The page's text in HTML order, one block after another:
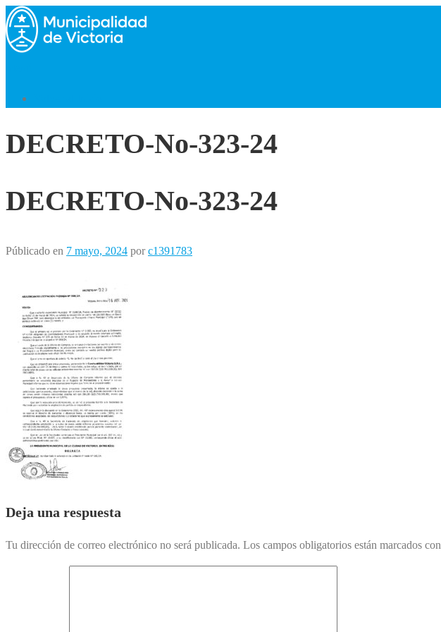
Saltar
al
contenido
DECRETO-No-323-24
DECRETO-No-323-24
Públicado en 7 mayo, 2024 porc1391783
Deja una respuesta
Tu dirección de correo electrónico no será publicada. Los campos obligatorios están marcados con